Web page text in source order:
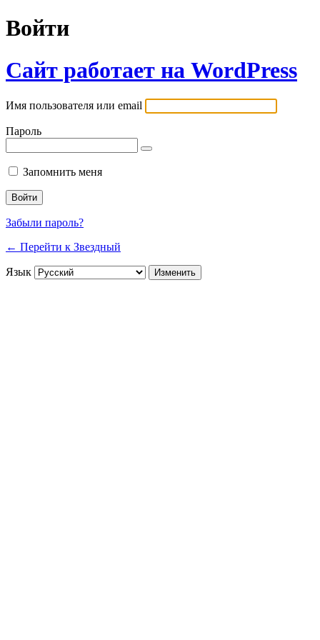
Войти
Сайт работает на WordPress
Имя пользователя или email
Пароль
Запомнить меня
Забыли пароль?
← Перейти к Звездный
Язык